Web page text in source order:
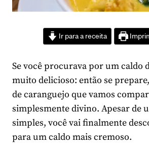
Ir para a receita
Se você procurava por um caldo
muito delicioso: então se
de caranguejo que vamos
simplesmente divino. Apesar de
simples, você vai finalmente
para um caldo mais cremoso.